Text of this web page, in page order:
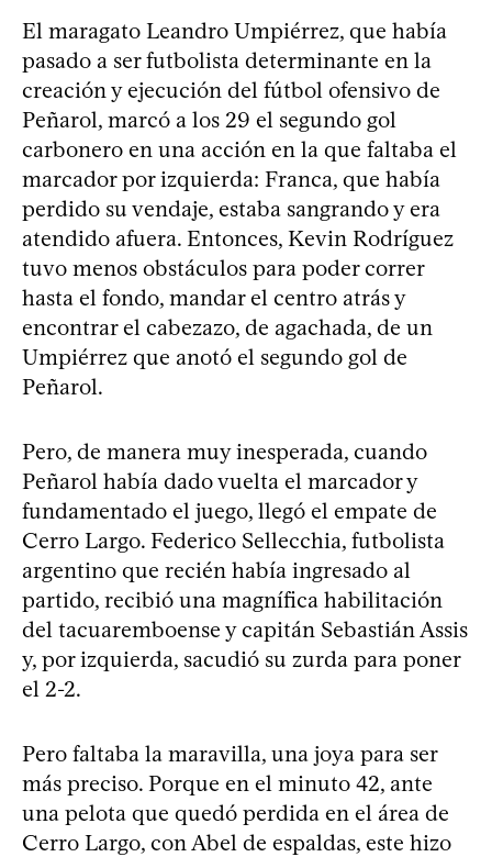
El maragato Leandro Umpiérrez, que había
pasado a ser futbolista determinante en la
creación y ejecución del fútbol ofensivo de
Peñarol, marcó a los 29 el segundo gol
carbonero en una acción en la que faltaba el
marcador por izquierda: Franca, que había
perdido su vendaje, estaba sangrando y era
atendido afuera. Entonces, Kevin Rodríguez
tuvo menos obstáculos para poder correr
hasta el fondo, mandar el centro atrás y
encontrar el cabezazo, de agachada, de un
Umpiérrez que anotó el segundo gol de
Peñarol.
Pero, de manera muy inesperada, cuando
Peñarol había dado vuelta el marcador y
fundamentado el juego, llegó el empate de
Cerro Largo. Federico Sellecchia, futbolista
argentino que recién había ingresado al
partido, recibió una magnífica habilitación
del tacuaremboense y capitán Sebastián Assis
y, por izquierda, sacudió su zurda para poner
el 2-2.
Pero faltaba la maravilla, una joya para ser
más preciso. Porque en el minuto 42, ante
una pelota que quedó perdida en el área de
Cerro Largo, con Abel de espaldas, este hizo